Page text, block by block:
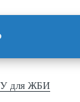
для ЖБИ